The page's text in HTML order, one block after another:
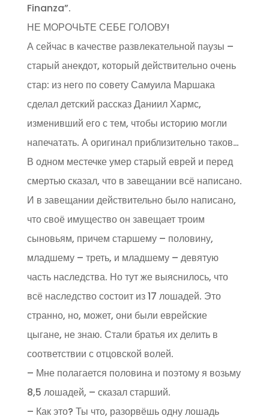
Finanza”.
НЕ МОРОЧЬТЕ СЕБЕ ГОЛОВУ!
А сейчас в качестве развлекательной паузы –
старый анекдот, который действительно очень
стар: из него по совету Самуила Маршака
сделал детский рассказ Даниил Хармс,
изменивший его с тем, чтобы историю могли
напечатать. А оригинал приблизительно таков…
В одном местечке умер старый еврей и перед
смертью сказал, что в завещании всё написано.
И в завещании действительно было написано,
что своё имущество он завещает троим
сыновьям, причем старшему – половину,
младшему – треть, и младшему – девятую
часть наследства. Но тут же выяснилось, что
всё наследство состоит из 17 лошадей. Это
странно, но, может, они были еврейские
цыгане, не знаю. Стали братья их делить в
соответствии с отцовской волей.
– Мне полагается половина и поэтому я возьму
8,5 лошадей, – сказал старший.
– Как это? Ты что, разорвёшь одну лошадь